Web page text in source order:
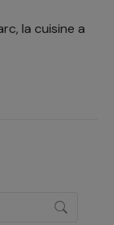
la cuisine a